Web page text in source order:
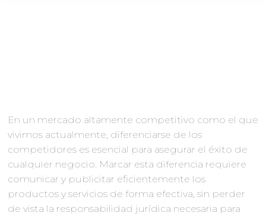
En un mercado altamente competitivo como el que
vivimos actualmente, diferenciarse de los
competidores es esencial para asegurar el éxito de
cualquier negocio. Marcar esta diferencia requiere
comunicar y publicitar eficientemente los
productos y servicios de forma efectiva, sin perder
de vista la responsabilidad jurídica necesaria para